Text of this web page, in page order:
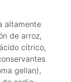
altamente
de arroz,
cítrico,
gellan),